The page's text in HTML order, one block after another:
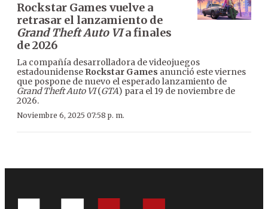
Rockstar Games vuelve a
retrasar el lanzamiento de
Grand Theft Auto VIa finales
de 2026
La compañía desarrolladora de videojuegos
estadounidense Rockstar Games anunció este viernes
que pospone de nuevo el esperado lanzamiento de
Grand Theft Auto VI(GTA) para el 19 de noviembre de
2026.
Noviembre 6, 2025 07:58 p. m.